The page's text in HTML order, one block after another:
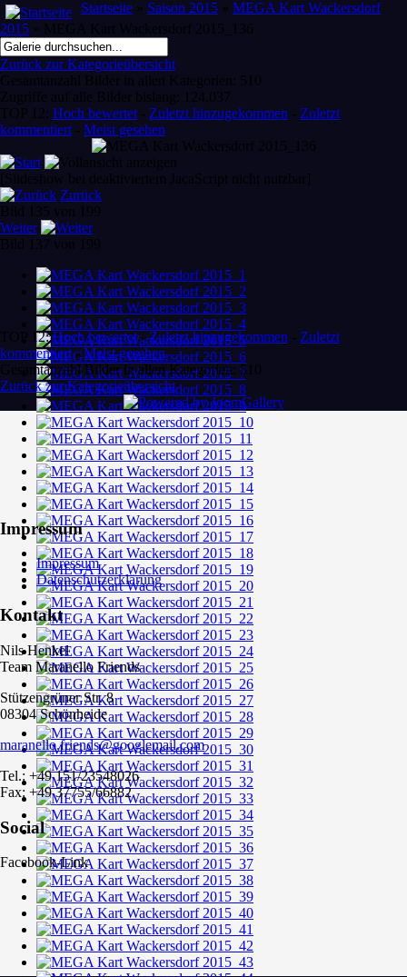
Startseite » Saison 2015 » MEGA Kart Wackersdorf
2015 » MEGA Kart Wackersdorf 2015_136
Zurück zur Kategorieübersicht
Gesamtanzahl Bilder in allen Kategorien: 510
Zugriffe auf alle Bilder bislang: 124.037
TOP 12: Hoch bewertet - Zuletzt hinzugekommen - Zuletzt
kommentiert - Meist gesehen
[Slideshow bei deaktiviertem JacaScript nicht nutzbar]
Zurück
Bild 135 von 199
Weiter
Bild 137 von 199
TOP 12:Hoch bewertet-Zuletzt hinzugekommen - Zuletzt
kommentiert-Meist gesehen
Gesamtanzahl Bilder in allen Kategorien: 510
Zurück zur Kategorieübersicht
Impressum
Impressum
Datenschutzerklärung
Kontakt
Nils Henkel
Team Maranello Friends
Stützengrüner Str. 8
08304 Schönheide
maranello.friends@googlemail.com
Tel.: +49 151/23548026
Fax: +49 37755/66882
Social
Facebook-Link